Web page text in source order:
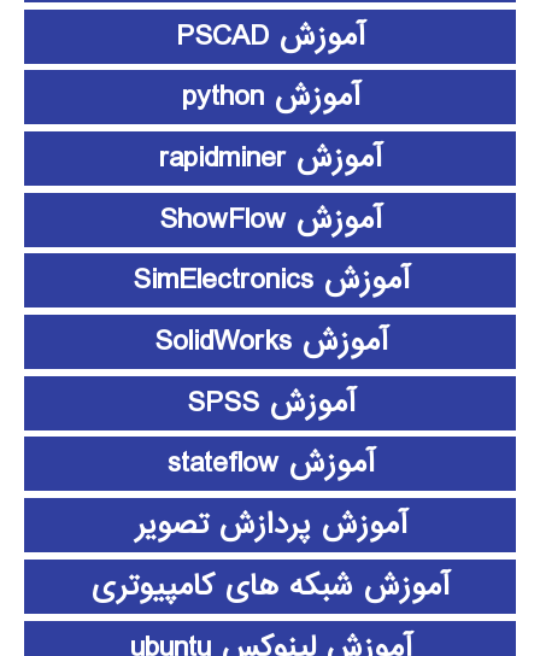
آموزش PSCAD
آموزش python
آموزش rapidminer
آموزش ShowFlow
آموزش SimElectronics
آموزش SolidWorks
آموزش SPSS
آموزش stateflow
آموزش پردازش تصویر
آموزش شبکه های کامپیوتری